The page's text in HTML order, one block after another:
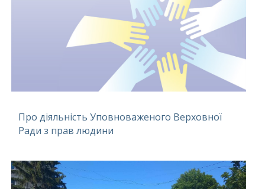
Про діяльність Уповноваженого Верховної
Ради з прав людини